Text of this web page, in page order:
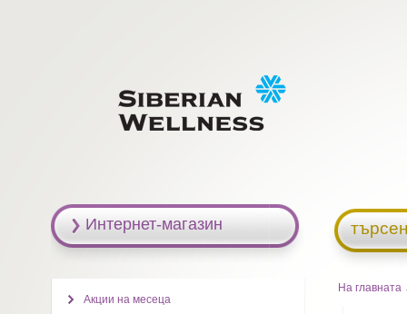
На главната
Интернет-магазин
Акции на месеца